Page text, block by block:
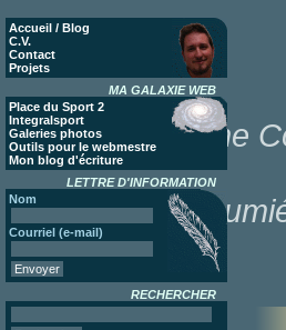
Accueil / Blog
C.V.
Contact
Projets
MA GALAXIE WEB
Place du Sport 2
Integralsport
Galeries photos
Outils pour le webmestre
Mon blog d'écriture
LETTRE D'INFORMATION
Nom
Courriel (e-mail)
RECHERCHER
"Poor Lonesome
dans la